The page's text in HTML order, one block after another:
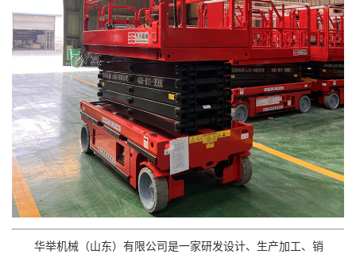
华举机械（山东）有限公司是一家研发设计、生产加工、销